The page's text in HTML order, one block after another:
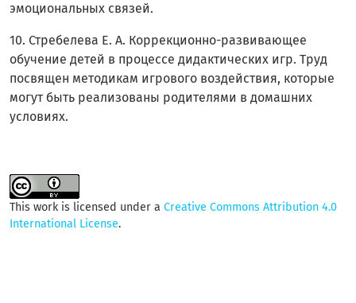
эмоциональных связей.
10. Стребелева Е. А. Коррекционно-развивающее
обучение детей в процессе дидактических игр. Труд
посвящен методикам игрового воздействия, которые
могут быть реализованы родителями в домашних
условиях.
This work is licensed under a Creative Commons Attribution 4.0
International License.